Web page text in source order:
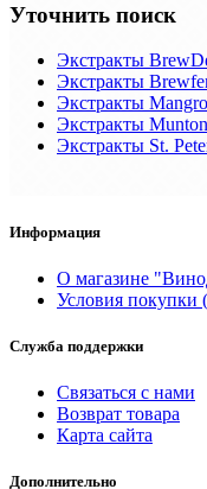
Уточнить поиск
Экстракты
Экстракты
Экстракты
Экстракты
Экстракты St.
Информация
О магазине
Условия покупки
Служба поддержки
Связаться с нами
Возврат товара
Карта сайта
Дополнительно